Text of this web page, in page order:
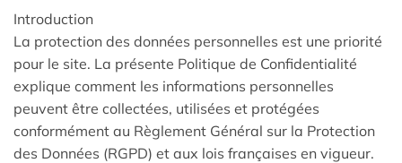
Introduction
La protection des données personnelles est une priorité
pour le site. La présente Politique de Confidentialité
explique comment les informations personnelles
peuvent être collectées, utilisées et protégées
conformément au Règlement Général sur la Protection
des Données (RGPD) et aux lois françaises en vigueur.